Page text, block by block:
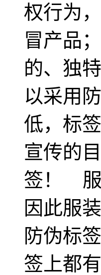
权行为
冒产品
的、独
以采用
低，标
宣传的
签！ 服
因此服
防伪标
签上都